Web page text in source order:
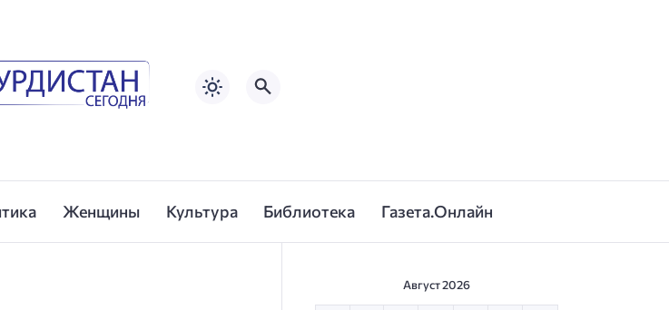
Женщины Культура Библиотека Газета.Онлайн
Август 2026